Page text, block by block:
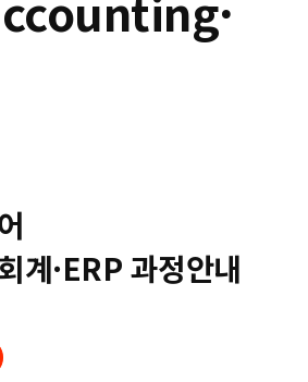
계·ERP 과정안내